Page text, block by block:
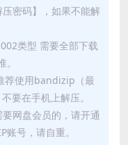
密码】，如果不能解
类型 需要全部下载
荐使用bandizip（最
要在手机上解压。
网盘会员的，请开通
号，请自重。